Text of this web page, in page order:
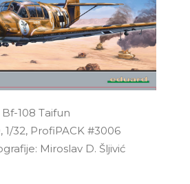
Bf-108 Taifun
1/32, ProfiPACK #3006
Miroslav D. Šljivić